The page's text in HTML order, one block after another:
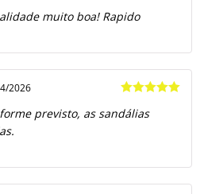
de 5
muito boa! Rapido
de 5
2026
previsto, as sandálias